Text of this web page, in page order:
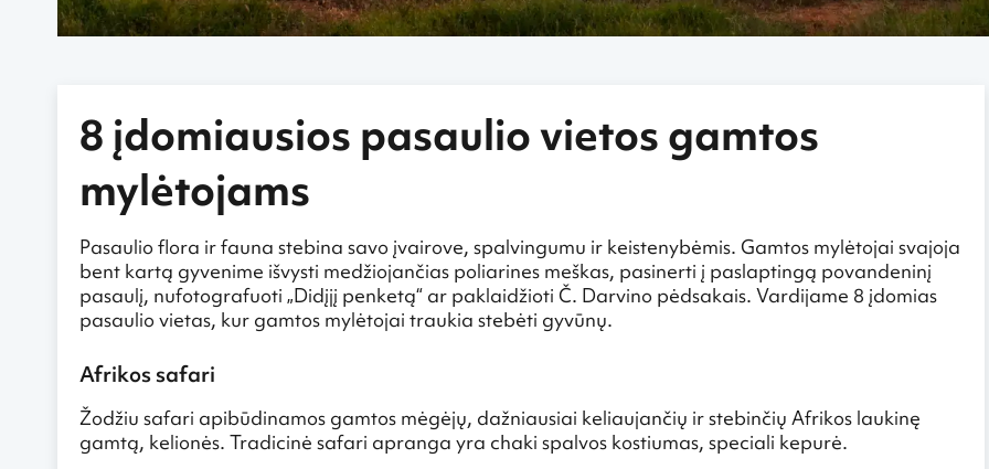
8 įdomiausios pasaulio vietos gamtos
mylėtojams
Pasaulio flora ir fauna stebina savo įvairove, spalvingumu ir keistenybėmis. Gamtos mylėtojai svajoja
bent kartą gyvenime išvysti medžiojančias poliarines meškas, pasinerti į paslaptingą povandeninį
pasaulį, nufotografuoti „Didįjį penketą“ ar paklaidžioti Č. Darvino pėdsakais. Vardijame 8 įdomias
pasaulio vietas, kur gamtos mylėtojai traukia stebėti gyvūnų.
Afrikos safari
Žodžiu safari apibūdinamos gamtos mėgėjų, dažniausiai keliaujančių ir stebinčių Afrikos laukinę
gamtą, kelionės. Tradicinė safari apranga yra chaki spalvos kostiumas, speciali kepurė.